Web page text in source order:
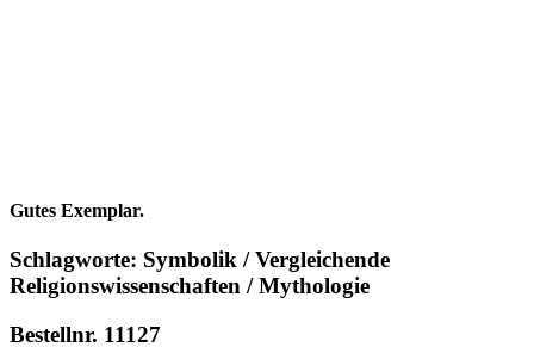
Gutes Exemplar.
Schlagworte: Symbolik / Vergleichende
Religionswissenschaften / Mythologie
Bestellnr. 11127